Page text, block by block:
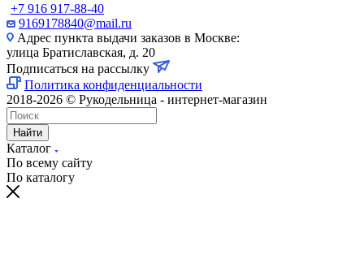
+7 916 917-88-40
9169178840@mail.ru
Адрес пункта выдачи заказов в Москве:
улица Братиславская, д. 20
Подписаться на рассылку
Политика конфиденциальности
2018-2026 © Рукодельница - интернет-магазин
Найти
Каталог
По всему сайту
По каталогу